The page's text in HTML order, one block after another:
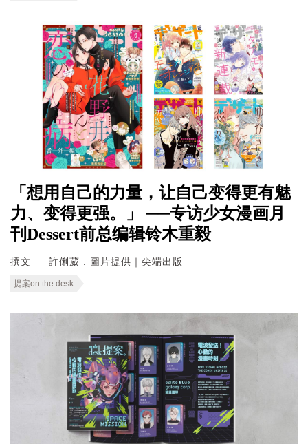
「想用自己的力量，让自己变得更有魅
力、变得更强。」 ──专访少女漫画月
刊Dessert前总编辑铃木重毅
撰文 許俐葳．圖片提供｜尖端出版
提案on the desk